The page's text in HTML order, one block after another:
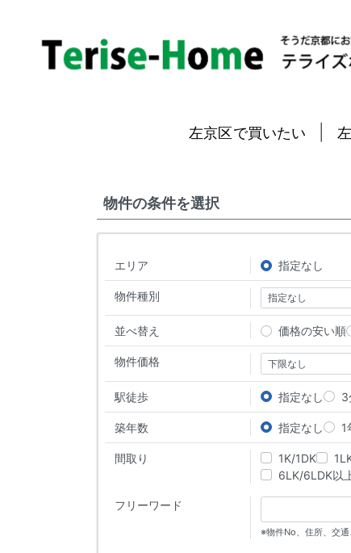
左京区で買いたい
物件の条件を選択
エリア 指定なし
物件種別
並べ替え 価格の安い順
物件価格
駅徒歩 指定なし 3
築年数 指定なし 1
間取り 1K/1DK
6LK/6LDK以
フリーワード
※物件No、住所、交通